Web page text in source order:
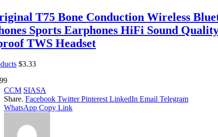
T75 Bone Conduction Wireless
Sports Earphones HiFi Sound
TWS Headset
$3.33
CCM SIASA
Share. Facebook Twitter Pinterest LinkedIn Email Telegram
WhatsApp Copy Link